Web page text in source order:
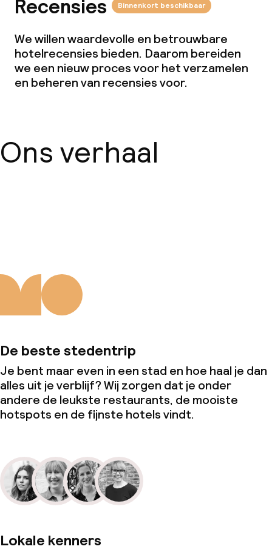
Recensies Binnenkort beschikbaar
We willen waardevolle en betrouwbare
hotelrecensies bieden. Daarom bereiden
we een nieuw proces voor het verzamelen
en beheren van recensies voor.
Ons verhaal
De beste stedentrip
Je bent maar even in een stad en hoe haal je dan
alles uit je verblijf? Wij zorgen dat je onder
andere de leukste restaurants, de mooiste
hotspots en de fijnste hotels vindt.
Lokale kenners